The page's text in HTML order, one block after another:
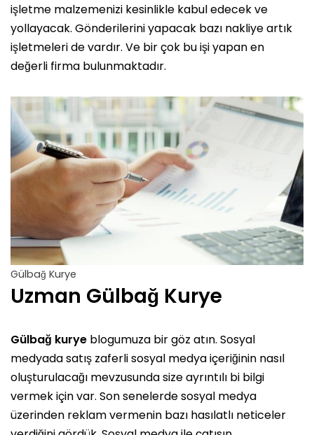
işletme malzemenizi kesinlikle kabul edecek ve
yollayacak. Gönderilerini yapacak bazı nakliye artık
işletmeleri de vardır. Ve bir çok bu işi yapan en
değerli firma bulunmaktadır.
Gülbağ Kurye
Uzman Gülbağ Kurye
Gülbağ kurye blogumuza bir göz atın. Sosyal
medyada satış zaferli sosyal medya içeriğinin nasıl
oluşturulacağı mevzusunda size ayrıntılı bi bilgi
vermek için var. Son senelerde sosyal medya
üzerinden reklam vermenin bazı hasılatlı neticeler